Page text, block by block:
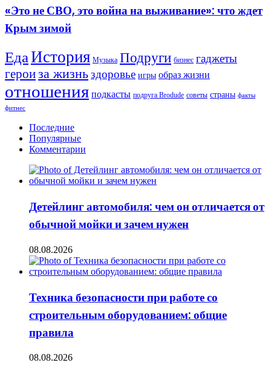
с
Россией
СВО,
это
война
выживание»:
что
ждет
Крым
зимой
«Это не СВО, это война на выживание»: что ждет
Крым зимой
ЕдаИстория Музыка Подруги бизнес гаджеты
героиза жизньздоровье игры образ жизни
отношения подкасты подруга Brodude советы страны факты
фитнес
Последние
Популярные
Комментарии
Детейлинг автомобиля: чем он отличается от
обычной мойки и зачем нужен
08.08.2026
Техника безопасности при работе со
строительным оборудованием: общие
правила
08.08.2026